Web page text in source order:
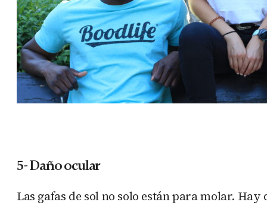
5- Daño ocular
Las gafas de sol no solo están para molar.